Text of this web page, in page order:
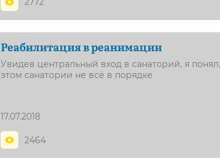
Реабилитация в реанимации
Увидев центральный вход в санаторий, я
этом санатории не всё в порядке
17.07.2018
2464